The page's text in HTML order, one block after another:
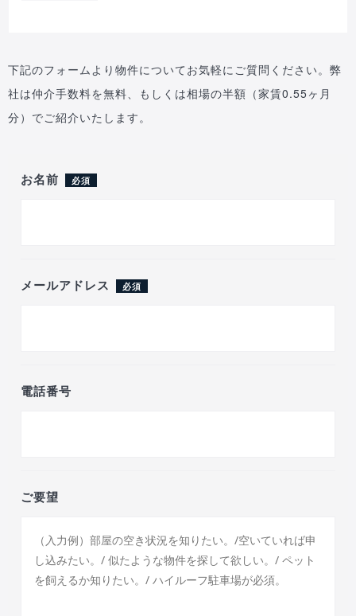
下記のフォームより物件についてお気軽にご質問ください。弊
社は仲介手数料を無料、もしくは相場の半額（家賃0.55ヶ月
分）でご紹介いたします。
お名前 必須
メールアドレス 必須
電話番号
ご要望